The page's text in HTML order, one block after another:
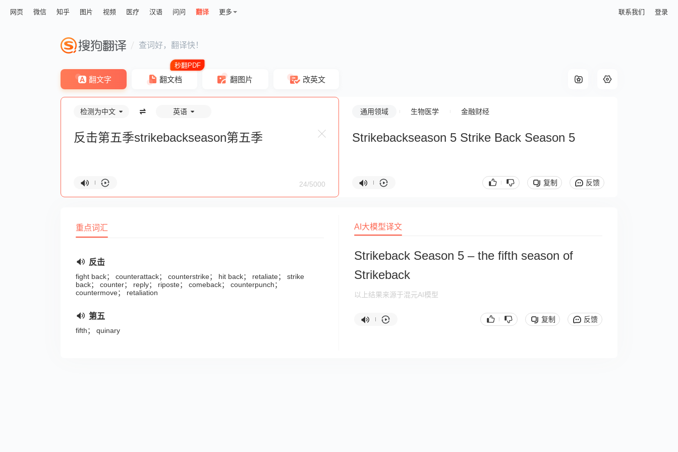
网页 微信 知乎 图片 视频 医疗 汉语 问问 翻译 更多 联系我们 登录
查词好，翻译快！
翻文字 翻文档 翻图片 改英文
检测为中文 英语
24/5000
通用领域 生物医学 金融财经
Strikebackseason 5 Strike Back Season 5
复制 反馈
重点词汇
反击
fight back； counterattack； counterstrike； hit back； retaliate； strike
back； counter； reply； riposte； comeback； counterpunch；
countermove； retaliation
第五
fifth； quinary
AI大模型译文
Strikeback Season 5 – the fifth season of
Strikeback
以上结果来源于混元AI模型
复制 反馈